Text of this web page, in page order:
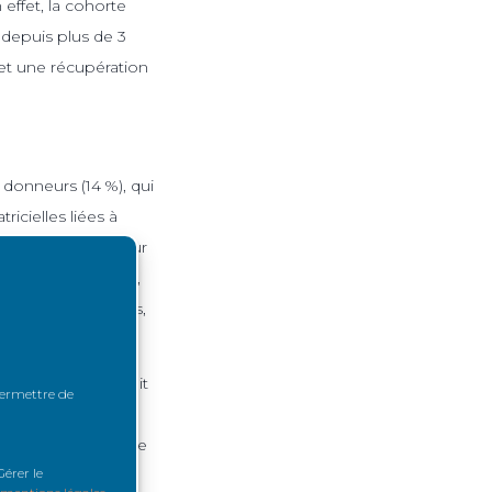
de
le
effet, la cohorte
plus de 3
une récupération
(14 %), qui
liées à
sans douleur
du don »,
de complications,
ouverte. On voit
des douleurs
et sans aucune